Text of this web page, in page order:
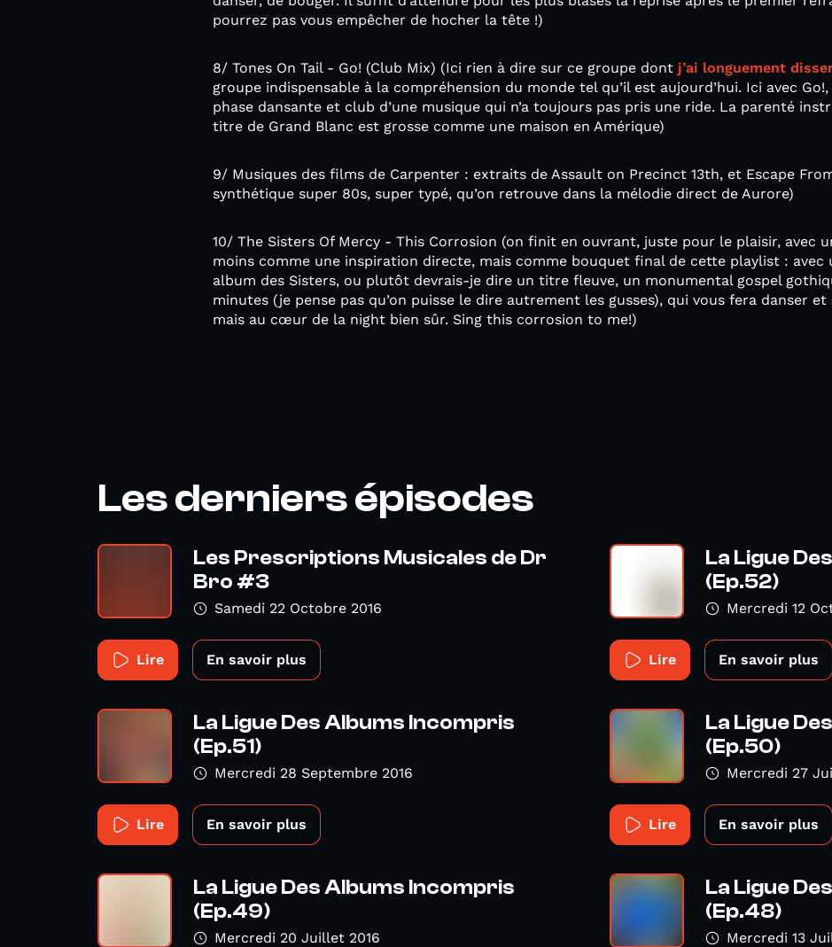
pourrez pas vous empêcher de hocher la tête !)
8/ Tones On Tail - Go! (Club Mix) (Ici rien à dire sur ce groupe dont j’ai longuement
groupe indispensable à la compréhension du monde tel qu’il est aujourd’hui. Ici avec
phase dansante et club d’une musique qui n’a toujours pas pris une ride. La parenté
titre de Grand Blanc est grosse comme une maison en Amérique)
9/ Musiques des films de Carpenter : extraits de Assault on Precinct 13th, et Escape
synthétique super 80s, super typé, qu’on retrouve dans la mélodie direct de Aurore)
10/ The Sisters Of Mercy - This Corrosion (on finit en ouvrant, juste pour le plaisir, avec
moins comme une inspiration directe, mais comme bouquet final de cette playlist : avec
album des Sisters, ou plutôt devrais-je dire un titre fleuve, un monumental gospel
minutes (je pense pas qu’on puisse le dire autrement les gusses), qui vous fera danser
mais au cœur de la night bien sûr. Sing this corrosion to me!)
Les derniers épisodes
Les Prescriptions Musicales de Dr
Bro #3
Samedi 22 Octobre 2016
Lire En savoir plus
La Ligue
(Ep.52)
Mercredi 12
Lire En savoir plus
La Ligue Des Albums Incompris
(Ep.51)
Mercredi 28 Septembre 2016
Lire En savoir plus
La Ligue
(Ep.50)
Mercredi 27
Lire En savoir plus
La Ligue Des Albums Incompris
(Ep.49)
Mercredi 20 Juillet 2016
La Ligue
(Ep.48)
Mercredi 13